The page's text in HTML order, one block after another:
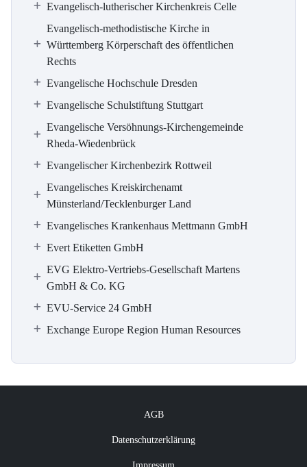
Evangelisch-lutherischer Kirchenkreis Celle
Evangelisch-methodistische Kirche in
Württemberg Körperschaft des öffentlichen
Rechts
Evangelische Hochschule Dresden
Evangelische Schulstiftung Stuttgart
Evangelische Versöhnungs-Kirchengemeinde
Rheda-Wiedenbrück
Evangelischer Kirchenbezirk Rottweil
Evangelisches Kreiskirchenamt
Münsterland/Tecklenburger Land
Evangelisches Krankenhaus Mettmann GmbH
Evert Etiketten GmbH
EVG Elektro-Vertriebs-Gesellschaft Martens
GmbH & Co. KG
EVU-Service 24 GmbH
Exchange Europe Region Human Resources
AGB
Datenschutzerklärung